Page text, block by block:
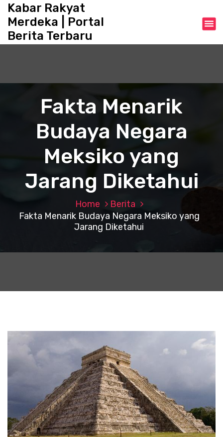
o
Kabar Rakyat
Merdeka | Portal
Berita Terbaru
Fakta Menarik
Budaya Negara
Meksiko yang
Jarang Diketahui
Home
Berita
Fakta Menarik Budaya Negara Meksiko yang
Jarang Diketahui